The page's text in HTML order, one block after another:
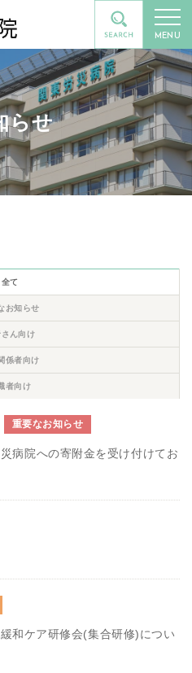
MENU
らせ
全て
お知らせ
さん向け
係者向け
者向け
重要なお知らせ
病院への寄附金を受け付けてお
和ケア研修会(集合研修)につい